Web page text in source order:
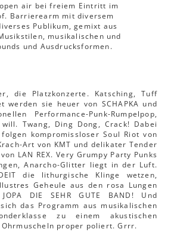
air bei freiem Eintritt im
Barrierearm mit diversem
Publikum, gemixt aus
musikalischen und
und Ausdrucksformen.
die Platzkonzerte. Katsching, Tuff
werden sie heuer von SCHAPKA und
Performance-Punk-Rumpelpop,
Twang, Ding Dong, Crack! Dabei
kompromissloser Soul Riot von
Art von KMT und delikater Tender
LAN REX. Very Grumpy Party Punks
Anarcho-Glitter liegt in der Luft.
die lithurgische Klinge wetzen,
Geheule aus den rosa Lungen
DIE SEHR GUTE BAND! Und
das Programm aus musikalischen
zu einem akustischen
Ohrmuscheln proper poliert. Grrr.